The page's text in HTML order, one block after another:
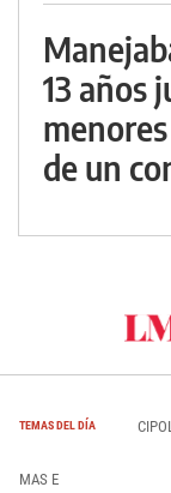
13 años
de un
TEMAS DEL DÍA
MAS E